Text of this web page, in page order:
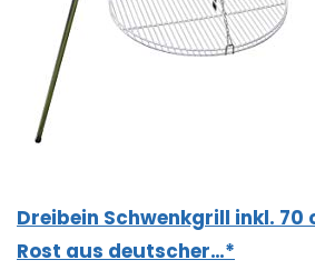
Dreibein Schwenkgrill inkl. 70
Rost aus deutscher…*